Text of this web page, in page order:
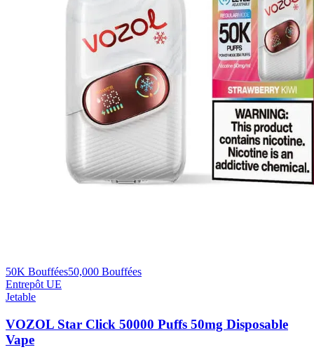
50K Bouffées50,000 Bouffées
Entrepôt UE
Jetable
VOZOL Star Click 50000 Puffs 50mg Disposable
Vape